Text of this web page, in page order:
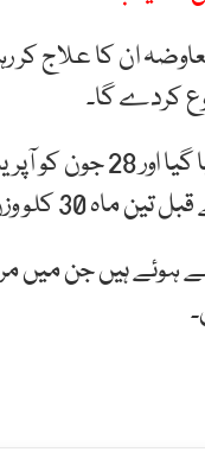
ان کا علاج
نورحسن کو 18 جون
کم کیا گیا تھا۔
ہوئے ہیں جن میں